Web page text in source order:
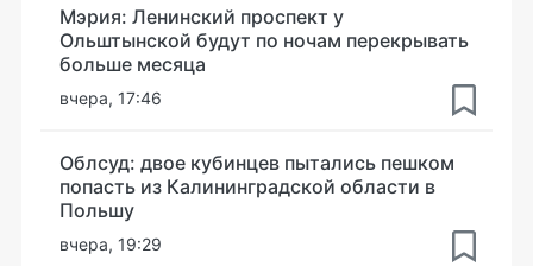
Мэрия: Ленинский проспект у
Ольштынской будут по ночам перекрывать
больше месяца
вчера, 17:46
Облсуд: двое кубинцев пытались пешком
попасть из Калининградской области в
Польшу
вчера, 19:29